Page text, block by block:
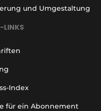
und Umgestaltung
LINKS
Index
für ein Abonnement